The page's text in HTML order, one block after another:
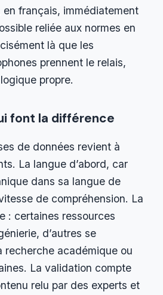
en français, immédiatement
reliée aux normes en
là que les
prennent le relais,
propre.
font la différence
de données revient à
La langue d’abord, car
dans sa langue de
de compréhension. La
: certaines ressources
d’autres se
recherche académique ou
La validation compte
relu par des experts et